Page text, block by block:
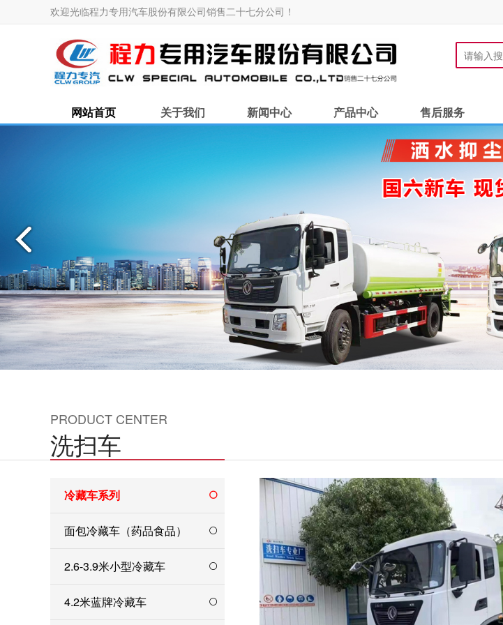
欢迎光临程力专用汽车股份有限公司销售二十七分公司！
网站首页 关于我们 新闻中心 产品中心 售后服务
PRODUCT CENTER
洗扫车
冷藏车系列
面包冷藏车（药品食品）
2.6-3.9米小型冷藏车
4.2米蓝牌冷藏车